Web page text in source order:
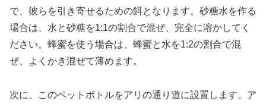
で、彼らを引き寄せるための餌となります。砂糖水を作る
場合は、水と砂糖を1:1の割合で混ぜ、完全に溶かしてく
ださい。蜂蜜を使う場合は、蜂蜜と水を1:2の割合で混
ぜ、よくかき混ぜて薄めます。
次に、このペットボトルをアリの通り道に設置します。ア